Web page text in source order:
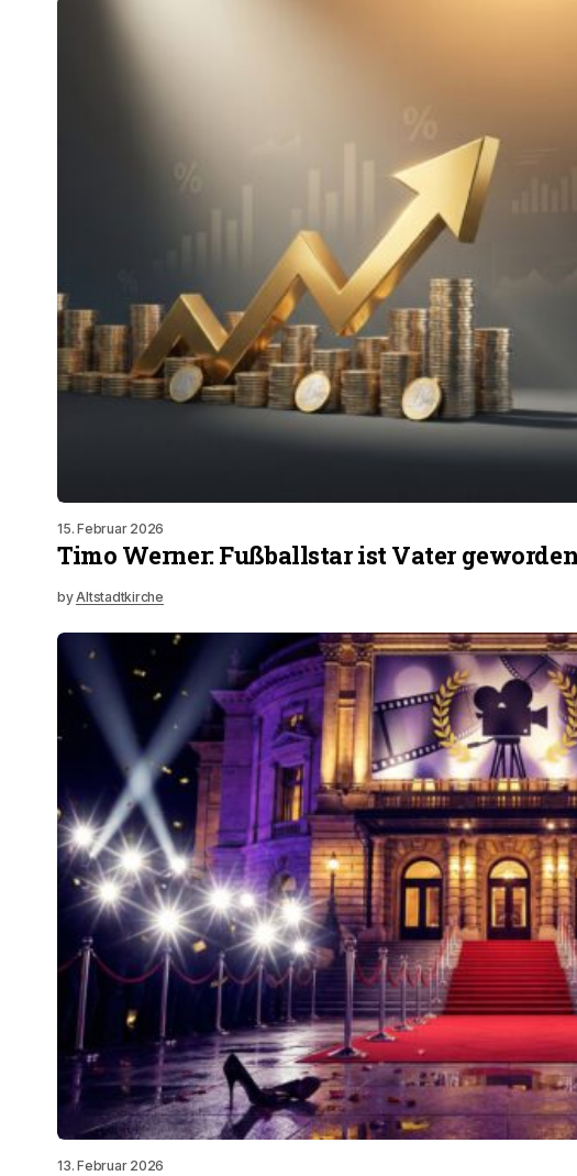
15. Februar 2026
Timo Werner: Fußballstar ist Vater geworden
byAltstadtkirche
13. Februar 2026